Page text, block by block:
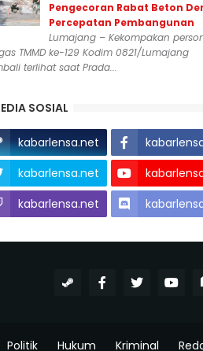
Pengecoran Rabat Beton
Percepatan Pembangunan
Lumajang – Kekompakan
TMMD ke-129 Kodim 0821/Lumajang
terlihat saat Prada...
SOSIAL
kabarlensa.net
kabarlensa.net
kabarlensa.net
Politik Hukum Kriminal